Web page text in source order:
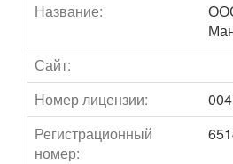
Название:
Сайт:
Номер лицензии:
Регистрационный
номер: